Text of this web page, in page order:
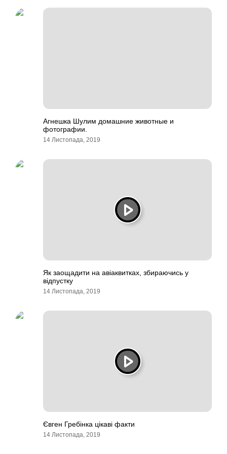
Агнешка Шулим домашние животные и
фотографии.
14 Листопада, 2019
Як заощадити на авіаквитках, збираючись у
відпустку
14 Листопада, 2019
Євген Гребінка цікаві факти
14 Листопада, 2019